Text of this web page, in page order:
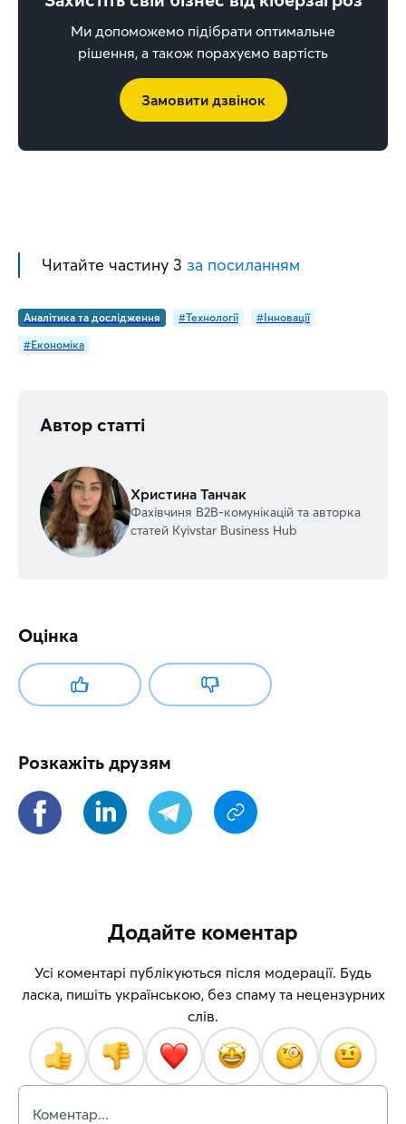
Ми допоможемо підібрати оптимальне
рішення, а також порахуємо вартість
Замовити дзвінок
Читайте частину 3 за посиланням
Аналітика та дослідження #Технології
#Інновації
#Економіка
Автор статті
Христина Танчак
Фахівчиня В2В-комунікацій та авторка
статей Kyivstar Business Hub
Оцінка
Розкажіть друзям
Додайте коментар
Усі коментарі публікуються після модерації. Будь
ласка, пишіть українською, без спаму та нецензурних
слів.
Коментар...